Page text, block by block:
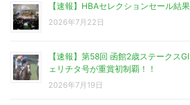
【速報】HBAセレクションセール結
2026年7月22日
【速報】第58回 函館2歳ステーク
ェリチタ号が重賞初制覇！！
2026年7月19日